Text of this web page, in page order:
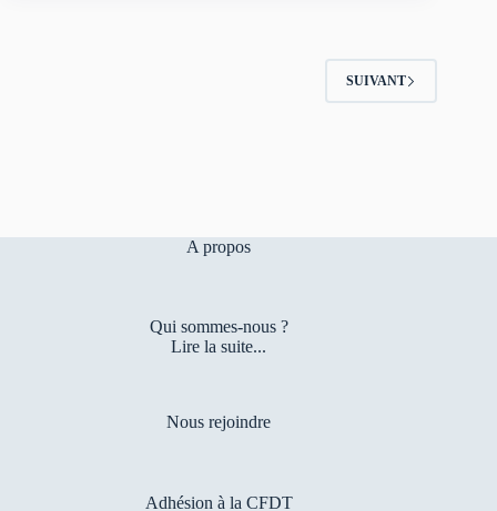
SUIVANT
A propos
Qui sommes-nous ?
Lire la suite...
Nous rejoindre
Adhésion à la CFDT